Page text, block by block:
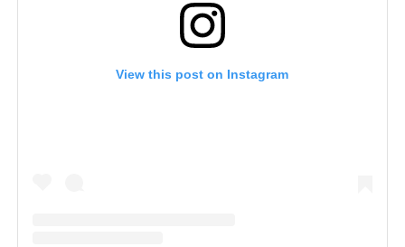
View this post on Instagram